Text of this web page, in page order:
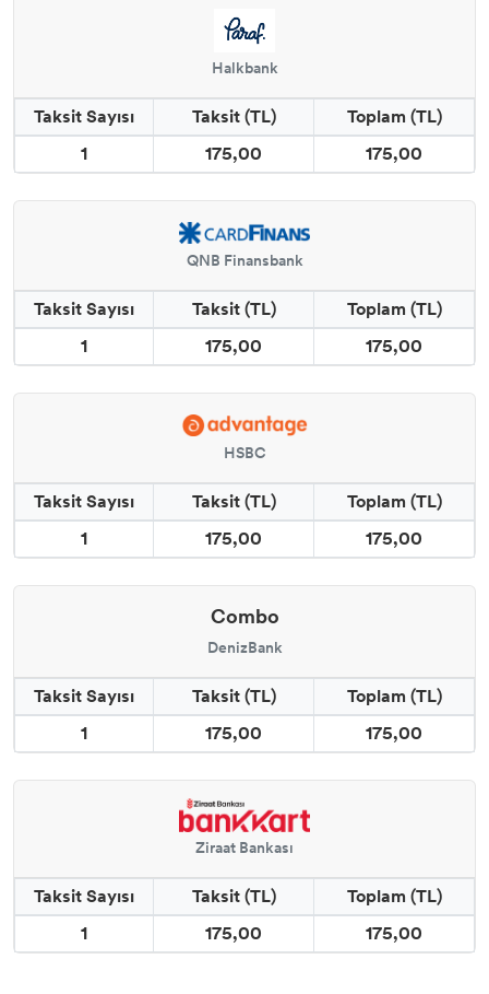
Halkbank
Taksit Sayısı Taksit (TL)
Toplam (TL)
1
175,00 175,00
QNB Finansbank
Taksit Sayısı Taksit (TL)
Toplam (TL)
1
175,00 175,00
HSBC
Taksit Sayısı Taksit (TL)
Toplam (TL)
1
175,00 175,00
Combo
DenizBank
Taksit Sayısı Taksit (TL)
Toplam (TL)
1
175,00 175,00
Ziraat Bankası
Taksit Sayısı Taksit (TL)
Toplam (TL)
1
175,00 175,00